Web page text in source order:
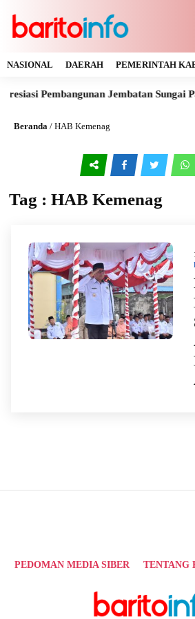
NASIONAL DAERAH PEMERINTAH
Pembangunan Jembatan Sungai
Beranda / HAB Kemenag
Tag : HAB Kemenag
PEDOMAN MEDIA SIBER TENTANG